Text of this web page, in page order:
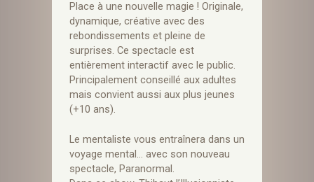
Place à une nouvelle magie ! Originale,
dynamique, créative avec des
rebondissements et pleine de
surprises. Ce spectacle est
entièrement interactif avec le public.
Principalement conseillé aux adultes
mais convient aussi aux plus jeunes
(+10 ans).
Le mentaliste vous entraînera dans un
voyage mental… avec son nouveau
spectacle, Paranormal.